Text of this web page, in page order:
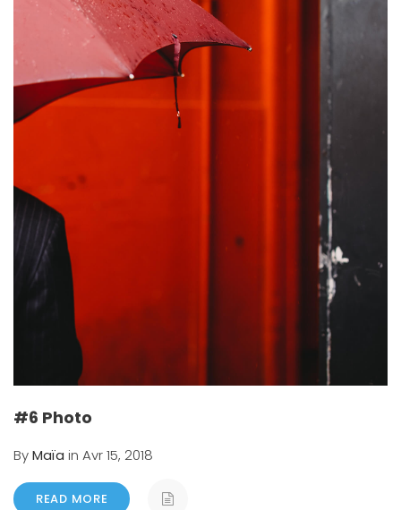
#6 Photo
ByMaïa in Avr 15, 2018
READ MORE